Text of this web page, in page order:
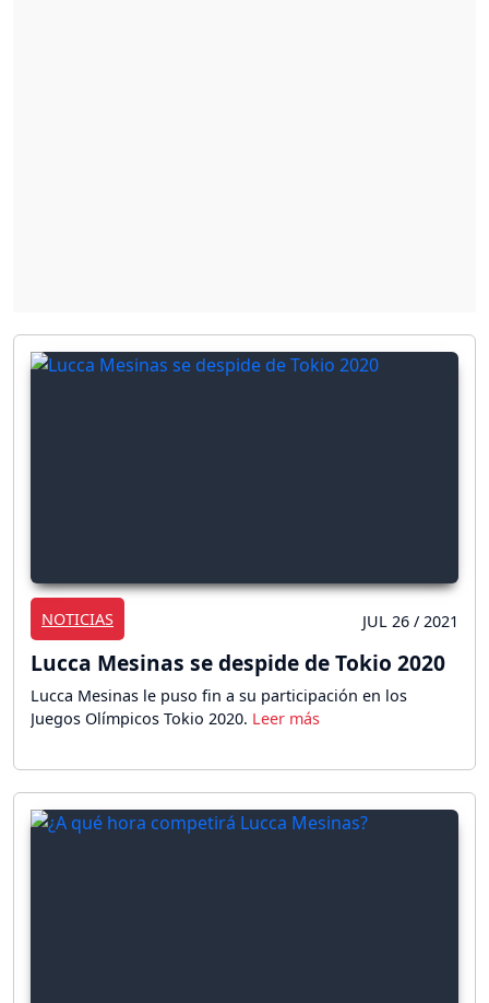
NOTICIAS JUL 26 / 2021
Lucca Mesinas se despide de Tokio 2020
Lucca Mesinas le puso fin a su participación en los
Juegos Olímpicos Tokio 2020.